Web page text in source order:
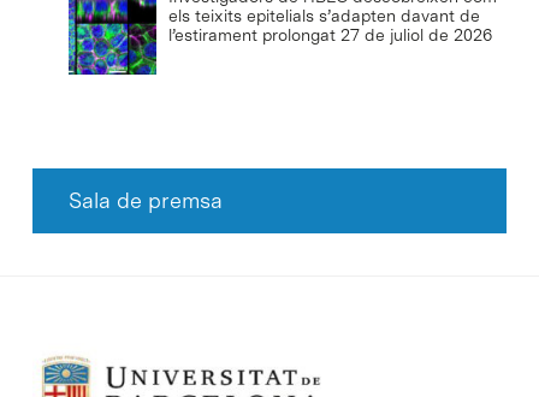
els teixits epitelials s’adapten davant de
l’estirament prolongat 27 de juliol de 2026
Sala de premsa